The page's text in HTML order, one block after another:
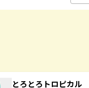
とろとろトロピカ